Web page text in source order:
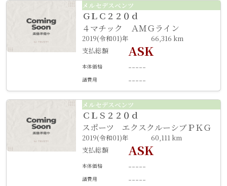
メルセデスベンツ
ＧＬＣ２２０ｄ
４マチック ＡＭＧライン
2019(令和01)年
66,316 km
支払総額
ASK
本体価格 -----
諸費用 -----
メルセデスベンツ
ＣＬＳ２２０ｄ
スポーツ エクスクルーシブＰＫＧ
2019(令和01)年
60,111 km
支払総額
ASK
本体価格 -----
諸費用 -----